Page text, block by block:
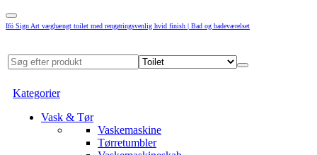
Ifö Sign Art væghængt toilet med rengøringsvenlig hvid finish | Bad og badeværelset
Kategorier
Vask & Tør
Vaskemaskine
Tørretumbler